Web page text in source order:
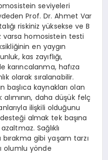
seviyeleri
Prof. Dr. Ahmet Var
riskiniz yüksekse ve B
varsa homosistein testi
en yaygın
kas zayıflığı,
karıncalanma, hafıza
olarak sıralanabilir.
başlıca kaynakları olan
daha düşük felç
ilişkili olduğunu
almak tek başına
Sağlıklı
gibi yaşam tarzı
olumlu yönde